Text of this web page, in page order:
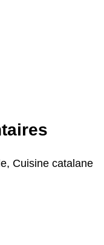
Cuisine catalane